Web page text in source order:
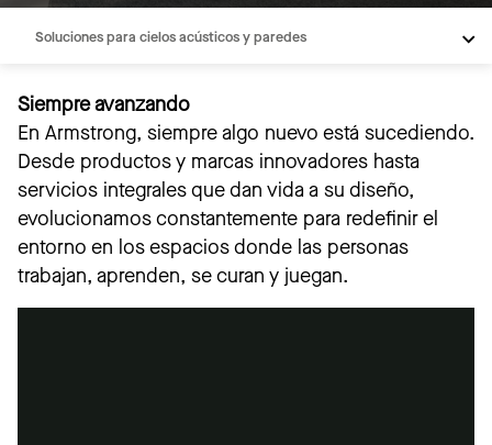
Soluciones para cielos acústicos y paredes
Soporte y servicios
Recursos
Siempre avanzando
En Armstrong, siempre algo nuevo está sucediendo.
Desde productos y marcas innovadores hasta
servicios integrales que dan vida a su diseño,
evolucionamos constantemente para redefinir el
entorno en los espacios donde las personas
trabajan, aprenden, se curan y juegan.